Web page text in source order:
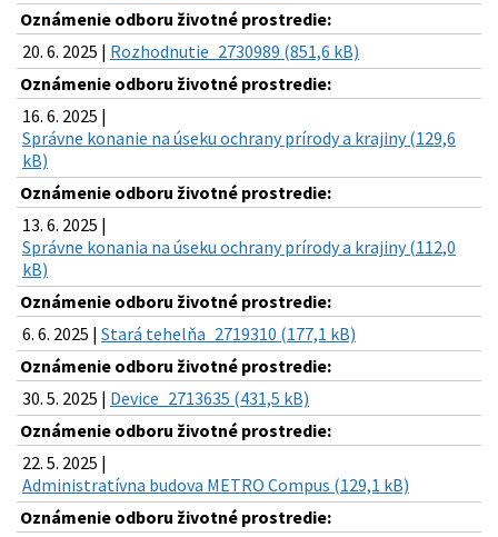
Oznámenie odboru životné prostredie:
20. 6. 2025 | Rozhodnutie_2730989 (851,6 kB)
Oznámenie odboru životné prostredie:
16. 6. 2025 |
Správne konanie na úseku ochrany prírody a krajiny (129,6
kB)
Oznámenie odboru životné prostredie:
13. 6. 2025 |
Správne konania na úseku ochrany prírody a krajiny (112,0
kB)
Oznámenie odboru životné prostredie:
6. 6. 2025 | Stará tehelňa_2719310 (177,1 kB)
Oznámenie odboru životné prostredie:
30. 5. 2025 | Device_2713635 (431,5 kB)
Oznámenie odboru životné prostredie:
22. 5. 2025 |
Administratívna budova METRO Compus (129,1 kB)
Oznámenie odboru životné prostredie: